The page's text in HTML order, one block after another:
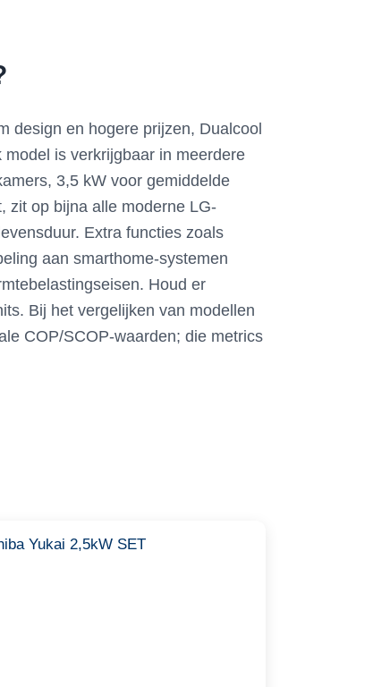
design en hogere prijzen, Dualcool
is verkrijgbaar in meerdere
3,5 kW voor gemiddelde
zit op bijna alle moderne LG-
Extra functies zoals
aan smarthome-systemen
Houd er
Bij het vergelijken van modellen
COP/SCOP-waarden; die metrics